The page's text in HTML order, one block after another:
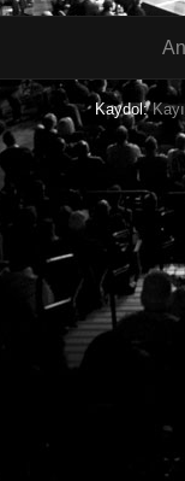
Kaydol: